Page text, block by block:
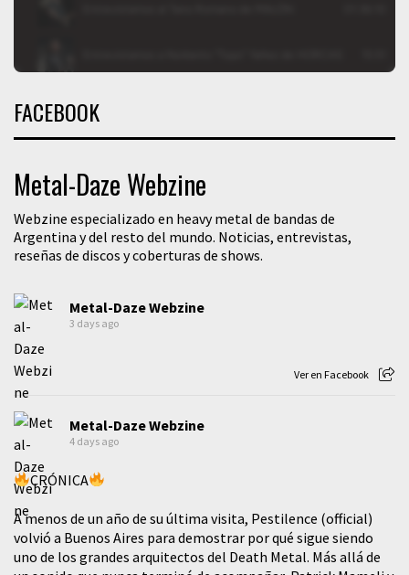
FACEBOOK
Metal-Daze Webzine
Webzine especializado en heavy metal de bandas de
Argentina y del resto del mundo. Noticias, entrevistas,
reseñas de discos y coberturas de shows.
Metal-Daze Webzine
3 days ago
Ver en Facebook
Metal-Daze Webzine
4 days ago
CRÓNICA
A menos de un año de su última visita, Pestilence (official)
volvió a Buenos Aires para demostrar por qué sigue siendo
uno de los grandes arquitectos del Death Metal. Más allá de